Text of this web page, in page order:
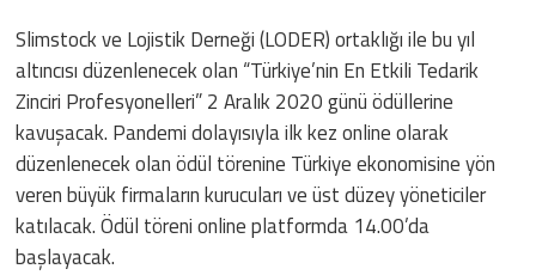
Slimstock ve Lojistik Derneği (LODER) ortaklığı ile bu yıl
altıncısı düzenlenecek olan “Türkiye’nin En Etkili Tedarik
Zinciri Profesyonelleri” 2 Aralık 2020 günü ödüllerine
kavuşacak. Pandemi dolayısıyla ilk kez online olarak
düzenlenecek olan ödül törenine Türkiye ekonomisine yön
veren büyük firmaların kurucuları ve üst düzey yöneticiler
katılacak. Ödül töreni online platformda 14.00’da
başlayacak.